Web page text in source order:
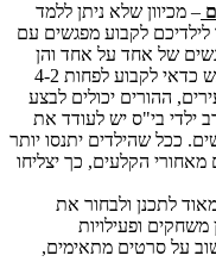
– מכיוון שלא ניתן ללמד
לקבוע מפגשים עם
של אחד על אחד והן
מפגשים עם מספר חברים. בזמן החופש כדאי לקבוע לפחות 4-2
ההורים יכולים לבצע
ילדי בי"ס יש לעודד את
ככל שהילדים יתנסו יותר
הקלעים, כך יצליחו
לתכנן ולבחור את
ופעילויות
על סרטים מתאימים,